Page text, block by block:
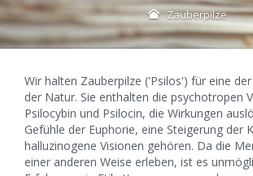
Zauberpilze
Wir halten Zauberpilze ('Psilos') für eine
der Natur. Sie enthalten die psychotropen
Psilocybin und Psilocin, die Wirkungen
Gefühle der Euphorie, eine Steigerung der
halluzinogene Visionen gehören. Da die
einer anderen Weise erleben, ist es